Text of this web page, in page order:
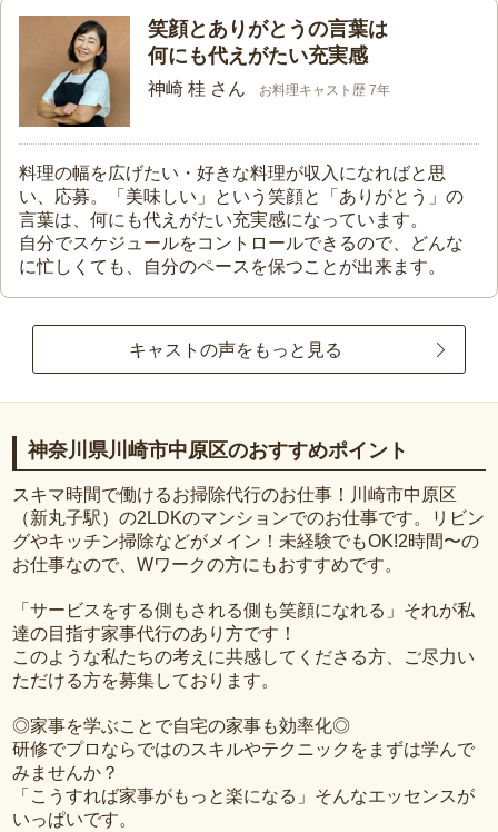
笑顔とありがとうの言葉は
何にも代えがたい充実感
神崎 桂 さん お料理キャスト歴 7年
料理の幅を広げたい・好きな料理が収入になればと思
い、応募。「美味しい」という笑顔と「ありがとう」の
言葉は、何にも代えがたい充実感になっています。
自分でスケジュールをコントロールできるので、どんな
に忙しくても、自分のペースを保つことが出来ます。
キャストの声をもっと見る
神奈川県川崎市中原区のおすすめポイント
スキマ時間で働けるお掃除代行のお仕事！川崎市中原区
（新丸子駅）の2LDKのマンションでのお仕事です。リビン
グやキッチン掃除などがメイン！未経験でもOK!2時間〜の
お仕事なので、Wワークの方にもおすすめです。
「サービスをする側もされる側も笑顔になれる」それが私
達の目指す家事代行のあり方です！
このような私たちの考えに共感してくださる方、ご尽力い
ただける方を募集しております。
◎家事を学ぶことで自宅の家事も効率化◎
研修でプロならではのスキルやテクニックをまずは学んで
みませんか？
「こうすれば家事がもっと楽になる」そんなエッセンスが
いっぱいです。